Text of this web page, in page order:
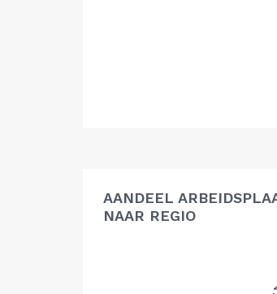
AANDEEL
NAAR REGIO